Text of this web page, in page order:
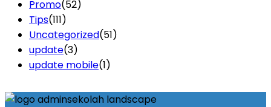
Promo(52)
Tips(111)
Uncategorized(51)
update(3)
update mobile(1)